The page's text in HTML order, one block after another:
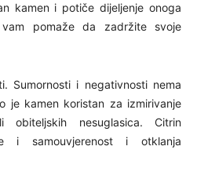
kamen i potiče dijeljenje onoga
pomaže da zadržite svoje
Sumornosti i negativnosti nema
je kamen koristan za izmirivanje
obiteljskih nesuglasica. Citrin
i samouvjerenost i otklanja